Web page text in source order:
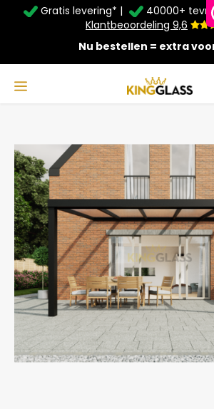
Service & Contact
Bezorging
Afhalen
Montage
Betaalmethoden
Garantie
Veelgestelde vragen
Taal
Deutsch
Gratis levering* |
40000+
Klantbeoordeling 9,6
Nu bestellen = extra
Zomer Deals: Tot 20% kortingop
veranda's +€20extra
Terrasoverkapping in zwart van 5,06 x 2,5